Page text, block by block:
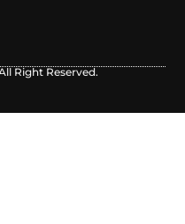
Right Reserved.